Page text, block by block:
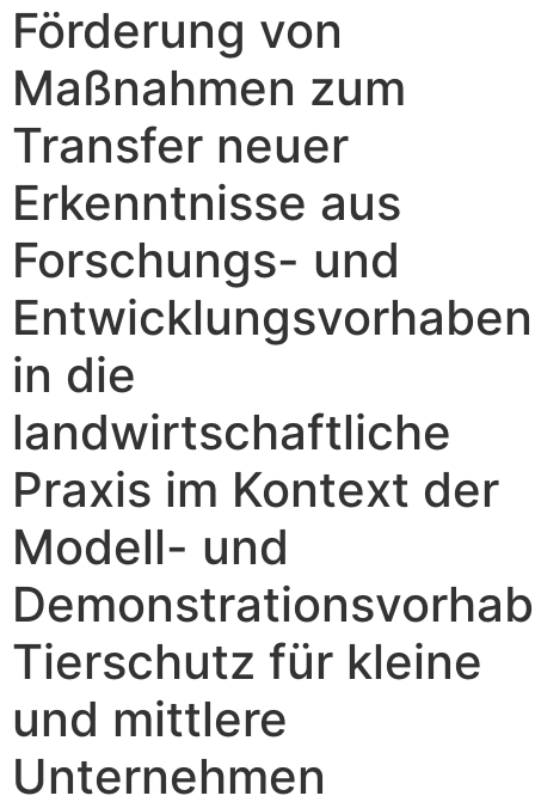
Förderung von
Maßnahmen zum
Transfer neuer
Erkenntnisse aus
Forschungs- und
Entwicklungsvorhaben
in die
landwirtschaftliche
Praxis im Kontext der
Modell- und
Tierschutz für kleine
und mittlere
Unternehmen